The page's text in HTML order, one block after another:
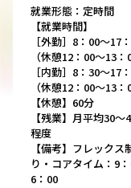
就業形態：定時間
【就業時間】
［外勤］8：00～17
（休憩12：00～13：
［内勤］8：30～17
（休憩12：00～13：
【休憩】60分
【残業】月平均30～
程度
【備考】フレックス
り・コアタイム：9
6：00